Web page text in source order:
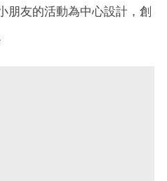
朋友的活動為中心設計，創